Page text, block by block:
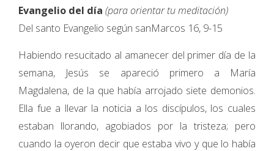
Evangelio del día (para orientar tu meditación)
Del santo Evangelio según sanMarcos 16, 9-15
Habiendo resucitado al amanecer del primer día de la
semana, Jesús se apareció primero a María
Magdalena, de la que había arrojado siete demonios.
Ella fue a llevar la noticia a los discípulos, los cuales
estaban llorando, agobiados por la tristeza; pero
cuando la oyeron decir que estaba vivo y que lo había